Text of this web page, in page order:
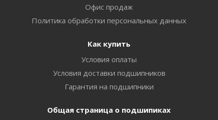
Офис продаж
Политика обработки персональных данных
Как купить
Условия оплаты
Условия доставки подшипников
Гарантия на подшипники
Общая страница о подшипиках